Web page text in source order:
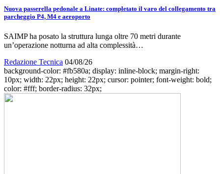
Nuova passerella pedonale a Linate: completato il varo del collegamento tra
parcheggio P4, M4 e aeroporto
SAIMP ha posato la struttura lunga oltre 70 metri durante
un’operazione notturna ad alta complessità…
Redazione Tecnica 04/08/26
background-color: #fb580a; display: inline-block; margin-right:
10px; width: 22px; height: 22px; cursor: pointer; font-weight: bold;
color: #fff; border-radius: 32px;